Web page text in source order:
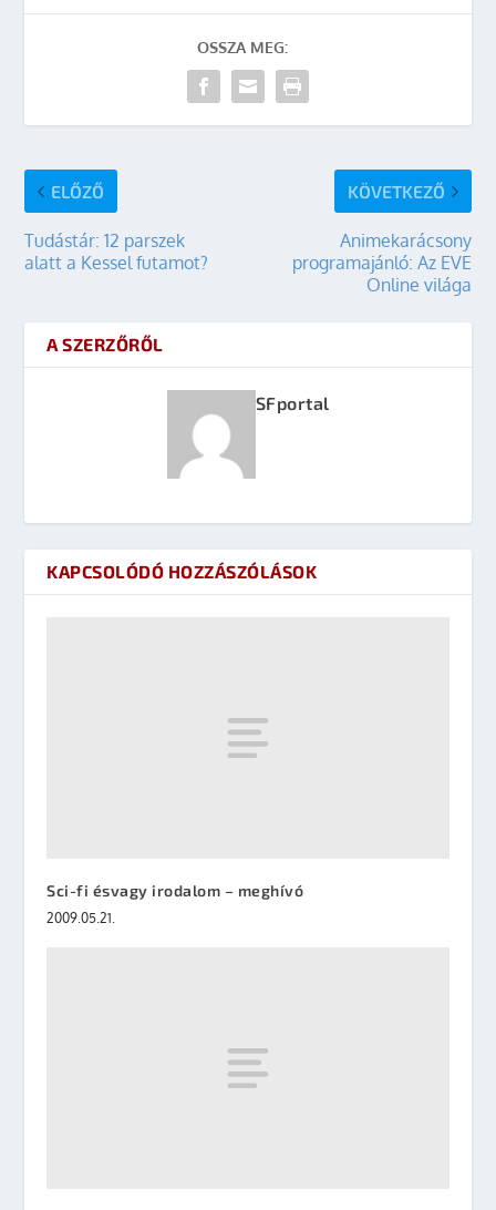
OSSZA MEG:
ELŐZŐ
Tudástár: 12 parszek
alatt a Kessel futamot?
KÖVETKEZŐ
Animekarácsony
programajánló: Az EVE
Online világa
A SZERZŐRŐL
SFportal
KAPCSOLÓDÓ HOZZÁSZÓLÁSOK
Sci-fi ésvagy irodalom – meghívó
2009.05.21.